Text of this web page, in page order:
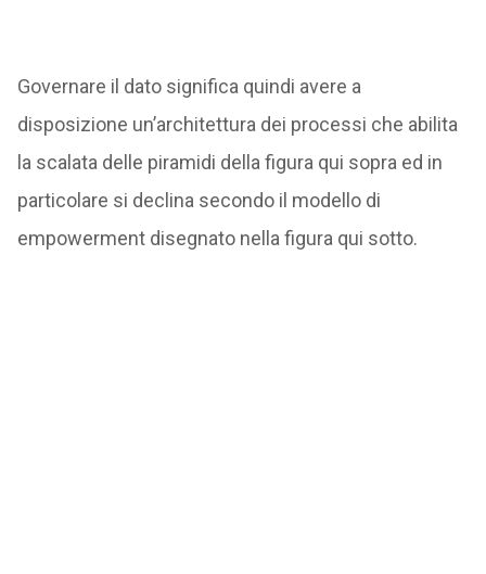
Governare il dato significa quindi avere a
disposizione un’architettura dei processi che abilita
la scalata delle piramidi della figura qui sopra ed in
particolare si declina secondo il modello di
empowerment disegnato nella figura qui sotto.